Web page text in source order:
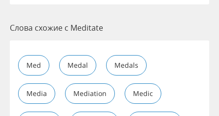
Слова схожие с Meditate
Med Medal Medals
Media Mediation Medic